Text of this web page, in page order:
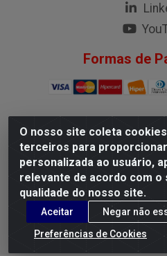
O nosso site coleta
terceiros para
personalizada ao usuário,
relevante de acordo com
qualidade do nosso site.
Aceitar
Negar não
Preferências de Cookies
Formas de
G.M.I. Distribuidora LTDA - Rua
Branca, Belo Horizonte/MG -
04.098.359/